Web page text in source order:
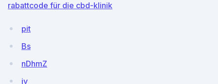
rabattcode für die cbd-klinik
pit
Bs
nDhmZ
jv